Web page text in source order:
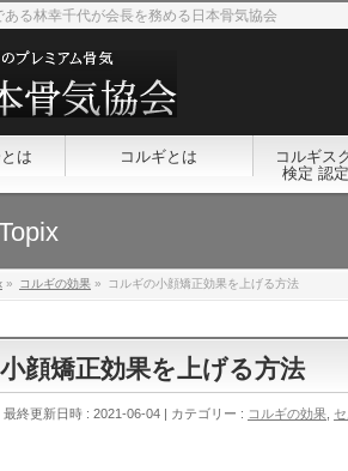
ある林幸千代が会長を務める日本骨気協会
は コルギとは
コルギス
検定 認
» コルギの効果 » コルギの小顔矯正効果を上げる方法
顔矯正効果を上げる方法
最終更新日時 : 2021-06-04 カテゴリー : コルギの効果